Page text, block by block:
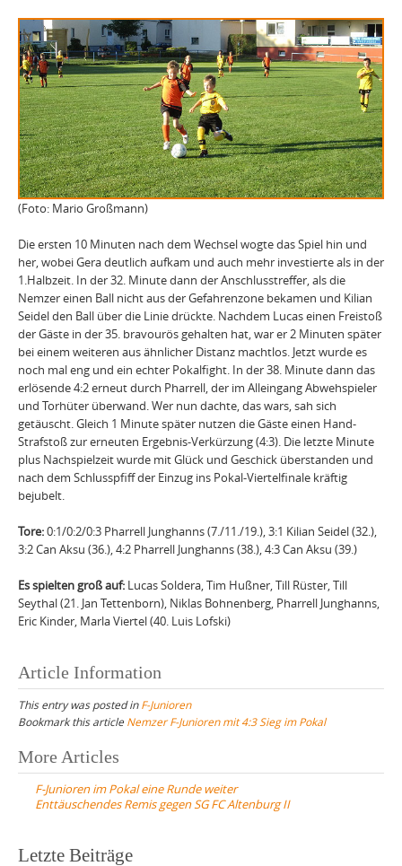
(Foto: Mario Großmann)
Die ersten 10 Minuten nach dem Wechsel wogte das Spiel hin und
her, wobei Gera deutlich aufkam und auch mehr investierte als in der
1.Halbzeit. In der 32. Minute dann der Anschlusstreffer, als die
Nemzer einen Ball nicht aus der Gefahrenzone bekamen und Kilian
Seidel den Ball über die Linie drückte. Nachdem Lucas einen Freistoß
der Gäste in der 35. bravourös gehalten hat, war er 2 Minuten später
bei einem weiteren aus ähnlicher Distanz machtlos. Jetzt wurde es
noch mal eng und ein echter Pokalfight. In der 38. Minute dann das
erlösende 4:2 erneut durch Pharrell, der im Alleingang Abwehspieler
und Torhüter überwand. Wer nun dachte, das wars, sah sich
getäuscht. Gleich 1 Minute später nutzen die Gäste einen Hand-
Strafstoß zur erneuten Ergebnis-Verkürzung (4:3). Die letzte Minute
plus Nachspielzeit wurde mit Glück und Geschick überstanden und
nach dem Schlusspfiff der Einzug ins Pokal-Viertelfinale kräftig
bejubelt.
Tore:0:1/0:2/0:3 Pharrell Junghanns (7./11./19.), 3:1 Kilian Seidel (32.),
3:2 Can Aksu (36.), 4:2 Pharrell Junghanns (38.), 4:3 Can Aksu (39.)
Es spielten groß auf: Lucas Soldera, Tim Hußner, Till Rüster, Till
Seythal (21. Jan Tettenborn), Niklas Bohnenberg, Pharrell Junghanns,
Eric Kinder, Marla Viertel (40. Luis Lofski)
Article Information
This entry was posted inF-Junioren
Bookmark this article Nemzer F-Junioren mit 4:3 Sieg im Pokal
Post
navigation
More Articles
F-Junioren im Pokal eine Runde weiter
Enttäuschendes Remis gegen SG FC Altenburg II
Letzte Beiträge